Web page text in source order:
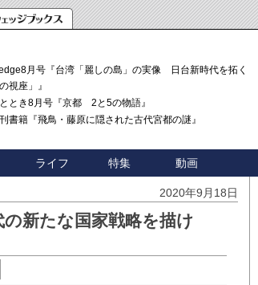
月号『台湾「麗しの島」の実像 日台新時代を拓く「3
視座」』
とき8月号『京都 2と5の物語』
書籍『飛鳥・藤原に隠された古代宮都の謎』
ライフ 特集 動画
2020年9月18日
新たな国家戦略を描け